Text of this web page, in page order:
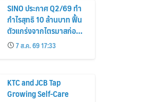
SINO ประกาศ Q2/69 ทำ
กำไรสุทธิ 10 ล้านบาท ฟื้น
ตัวแกร่งจากไตรมาสก่อน
เตรียมจ่ายปันผลระหว่าง
กาล 0.014423 บาทต่อหุ้น
ครึ่งปีหลังมุ่งเติบโตต่อเนื่อง
7 ส.ค. 69 17:33
KTC and JCB Tap
Growing Self-Care